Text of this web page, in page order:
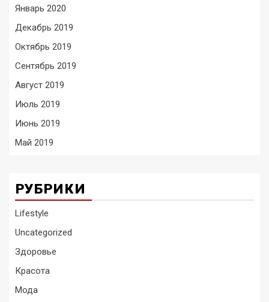
Январь 2020
Декабрь 2019
Октябрь 2019
Сентябрь 2019
Август 2019
Июль 2019
Июнь 2019
Май 2019
РУБРИКИ
Lifestyle
Uncategorized
Здоровье
Красота
Мода